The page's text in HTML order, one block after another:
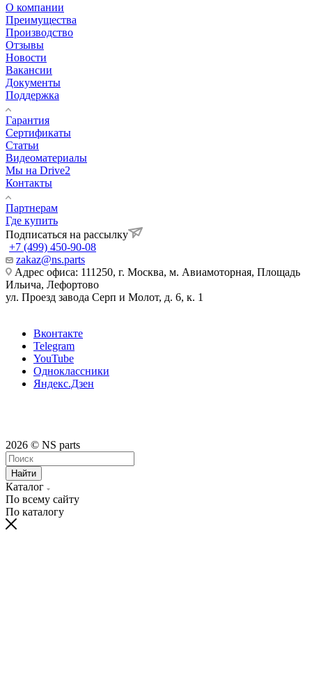
О компании
Преимущества
Производство
Отзывы
Новости
Вакансии
Документы
Поддержка
Гарантия
Сертификаты
Статьи
Видеоматериалы
Мы на Drive2
Контакты
Партнерам
Где купить
Подписаться на рассылку
+7 (499) 450-90-08
zakaz@ns.parts
Адрес офиса: 111250, г. Москва, м. Авиамоторная, Площадь
Ильича, Лефортово
ул. Проезд завода Серп и Молот, д. 6, к. 1
Вконтакте
Telegram
YouTube
Одноклассники
Яндекс.Дзен
2026 © NS parts
Найти
Каталог
По всему сайту
По каталогу